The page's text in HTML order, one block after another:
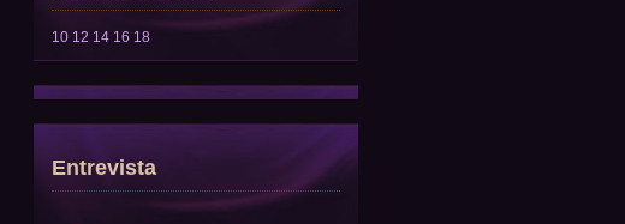
10 12 14 16 18
Entrevista